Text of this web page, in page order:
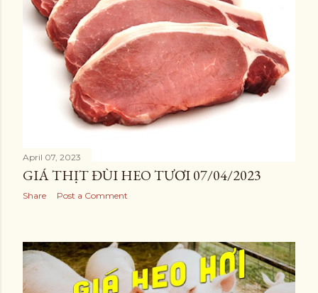
April 07, 2023
GIÁ THỊT ĐÙI HEO TƯƠI 07/04/2023
Share Post a Comment